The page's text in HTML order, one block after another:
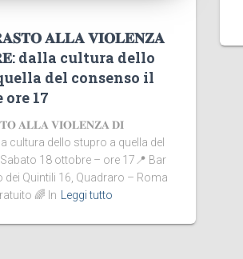
𝐀𝐋𝐋𝐀 𝐕𝐈𝐎𝐋𝐄𝐍𝐙𝐀
dalla cultura dello
del consenso il
ore 17
𝐀𝐋𝐋𝐀 𝐕𝐈𝐎𝐋𝐄𝐍𝐙𝐀 𝐃𝐈
cultura dello stupro a quella del
18 ottobre – ore 17📍 Bar
dei Quintili 16, Quadraro – Roma
🌈 In
Leggi tutto